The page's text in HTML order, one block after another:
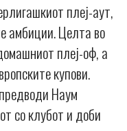
плеј-аут,
амбиции. Целта во
плеј-оф, а
купови.
Наум
со клубот и доби